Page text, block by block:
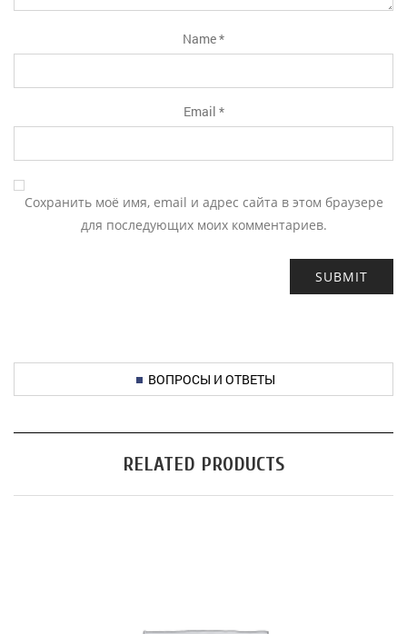
Name*
Email *
Сохранить моё имя, email и адрес сайта в этом браузере
для последующих моих комментариев.
ВОПРОСЫ И ОТВЕТЫ
RELATED PRODUCTS